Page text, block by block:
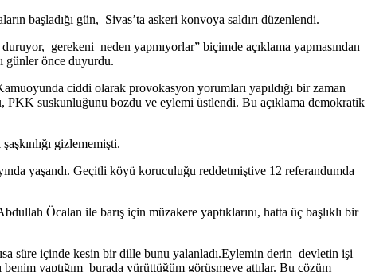
başladığı gün, Sivas’ta askeri konvoya saldırı düzenlendi.
gerekeni neden yapmıyorlar” biçimde açıklama yapmasından
günler önce duyurdu.
ciddi olarak provokasyon yorumları yapıldığı bir zaman
PKK suskunluğunu bozdu ve eylemi üstlendi. Bu açıklama demokratik
gizlememişti.
yaşandı. Geçitli köyü koruculuğu reddetmiştive 12 referandumda
Öcalan ile barış için müzakere yaptıklarını, hatta üç başlıklı bir
süre içinde kesin bir dille bunu yalanladı.Eylemin derin devletin işi
yaptığım burada yürüttüğüm görüşmeye attılar. Bu çözüm